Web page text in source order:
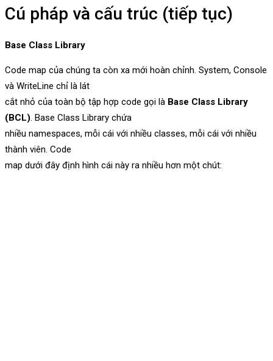
Cú pháp và cấu trúc (tiếp tục)
Base Class Library
Code map của chúng ta còn xa mới hoàn chỉnh. System, Console
và WriteLine chỉ là lát
cắt nhỏ của toàn bộ tập hợp code gọi là Base Class Library
(BCL). Base Class Library chứa
nhiều namespaces, mỗi cái với nhiều classes, mỗi cái với nhiều
thành viên. Code
map dưới đây định hình cái này ra nhiều hơn một chút: